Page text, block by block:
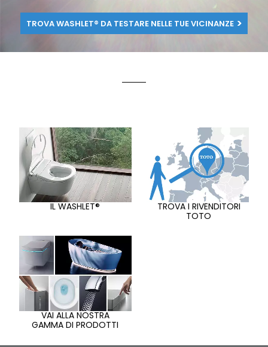
TROVA WASHLET® DA TESTARE NELLE TUE VICINANZE
IL WASHLET®
TROVA I RIVENDITORI
TOTO
VAI ALLA NOSTRA
GAMMA DI PRODOTTI